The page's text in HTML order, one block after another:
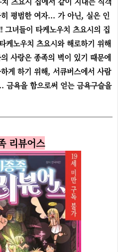
평범한 여자... 가 아닌, 실은 인
그녀들이 타케노우치 츠요시의 집
케노우치 츠요시와 해로하기 위해
사랑은 종족의 벽이 있기 때문에
게 하기 위해, 서큐버스에서 사람
금욕을 함으로써 얻는 금욕구슬을
리뷰어스